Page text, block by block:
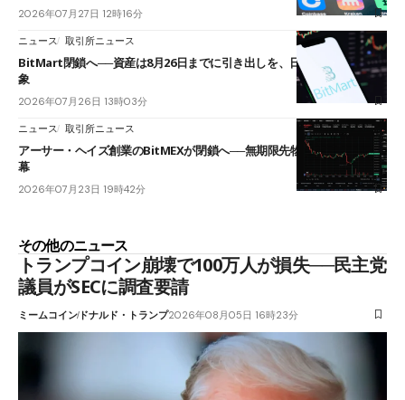
2026年07月27日 12時16分
ニュース 取引所ニュース
BitMart閉鎖へ──資産は8月26日までに引き出しを、日本人利用者も対
象
2026年07月26日 13時03分
ニュース 取引所ニュース
アーサー・ヘイズ創業のBitMEXが閉鎖へ──無期限先物を生んだ11年に
幕
2026年07月23日 19時42分
その他のニュース
トランプコイン崩壊で100万人が損失──民主党
議員がSECに調査要請
ミームコインドナルド・トランプ2026年08月05日 16時23分